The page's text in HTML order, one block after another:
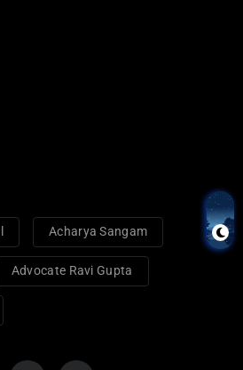
Acharya Sangam
Advocate Ravi Gupta